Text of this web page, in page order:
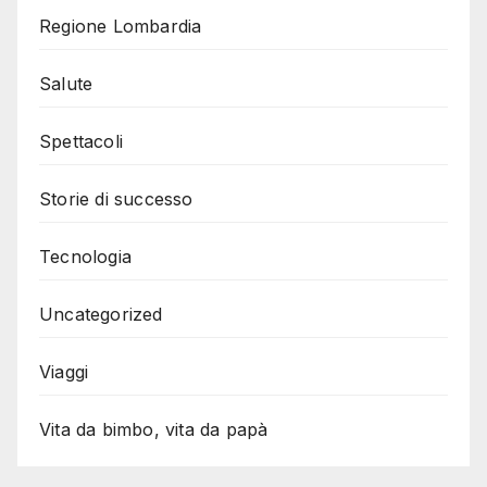
Regione Lombardia
Salute
Spettacoli
Storie di successo
Tecnologia
Uncategorized
Viaggi
Vita da bimbo, vita da papà